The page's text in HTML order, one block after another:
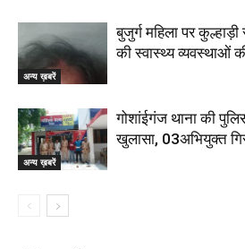
अन्य ख़बरें
बुजुर्ग महिला पर
की स्वास्थ्य व्यवस्थाओं
अन्य ख़बरें
गोशांईगंज थाना की
खुलासा, 03अभियुक्त